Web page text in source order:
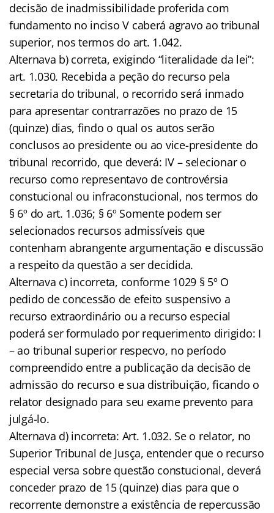
decisão de inadmissibilidade proferida com
fundamento no inciso V caberá agravo ao tribunal
superior, nos termos do art. 1.042.
Alternava b) correta, exigindo “literalidade da lei”:
art. 1.030. Recebida a peção do recurso pela
secretaria do tribunal, o recorrido será inmado
para apresentar contrarrazões no prazo de 15
(quinze) dias, findo o qual os autos serão
conclusos ao presidente ou ao vice-presidente do
tribunal recorrido, que deverá: IV – selecionar o
recurso como representavo de controvérsia
constucional ou infraconstucional, nos termos do
§ 6º do art. 1.036; § 6º Somente podem ser
selecionados recursos admissíveis que
contenham abrangente argumentação e discussão
a respeito da questão a ser decidida.
Alternava c) incorreta, conforme 1029 § 5º O
pedido de concessão de efeito suspensivo a
recurso extraordinário ou a recurso especial
poderá ser formulado por requerimento dirigido: I
– ao tribunal superior respecvo, no período
compreendido entre a publicação da decisão de
admissão do recurso e sua distribuição, ficando o
relator designado para seu exame prevento para
julgá-lo.
Alternava d) incorreta: Art. 1.032. Se o relator, no
Superior Tribunal de Jusça, entender que o recurso
especial versa sobre questão constucional, deverá
conceder prazo de 15 (quinze) dias para que o
recorrente demonstre a existência de repercussão